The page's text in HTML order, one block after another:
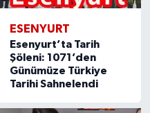
ESENYURT
Esenyurt’ta Tarih
Şöleni: 1071’den
Günümüze Türkiye
Tarihi Sahnelendi